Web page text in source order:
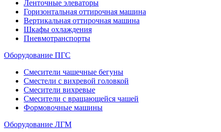
Ленточные элеваторы
Горизонтальная оттирочная машина
Вертикальная оттирочная машина
Шкафы охлаждения
Пневмотранспорты
Оборудование ПГС
Смесители чашечные бегуны
Сместели с вихревой головкой
Смесители вихревые
Смесители с вращающейся чашей
Формовочные машины
Оборудование ЛГМ